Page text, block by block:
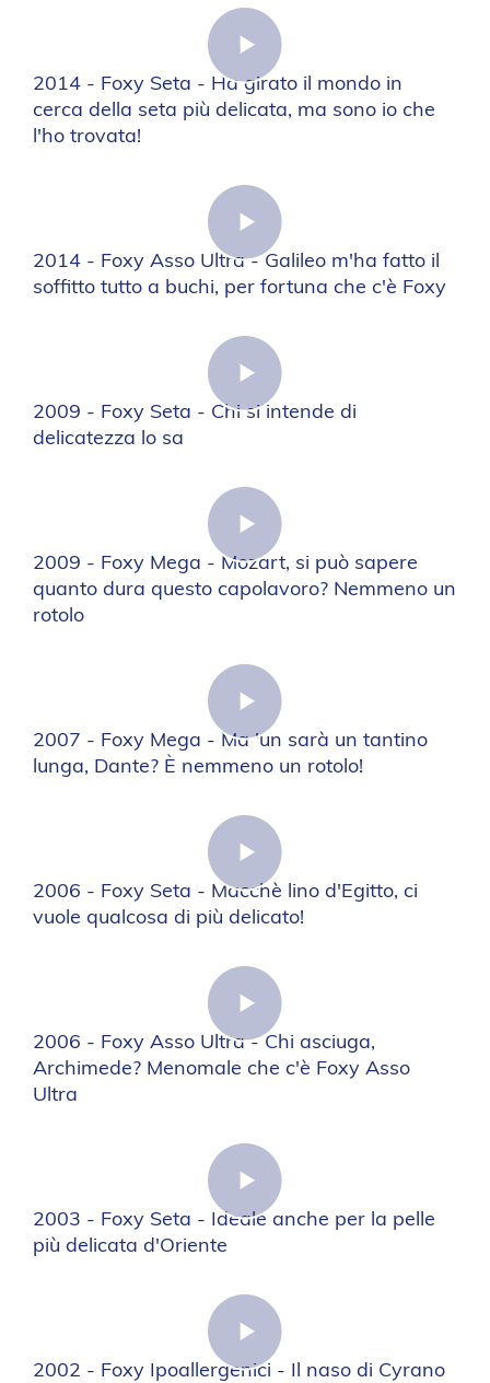
2014 - Foxy Seta - Ha girato il mondo in
cerca della seta più delicata, ma sono io che
l'ho trovata!
2014 - Foxy Asso Ultra - Galileo m'ha fatto il
soffitto tutto a buchi, per fortuna che c'è Foxy
2009 - Foxy Seta - Chi si intende di
delicatezza lo sa
2009 - Foxy Mega - Mozart, si può sapere
quanto dura questo capolavoro? Nemmeno un
rotolo
2007 - Foxy Mega - Ma 'un sarà un tantino
lunga, Dante? È nemmeno un rotolo!
2006 - Foxy Seta - Macchè lino d'Egitto, ci
vuole qualcosa di più delicato!
2006 - Foxy Asso Ultra - Chi asciuga,
Archimede? Menomale che c'è Foxy Asso
Ultra
2003 - Foxy Seta - Ideale anche per la pelle
più delicata d'Oriente
2002 - Foxy Ipoallergenici - Il naso di Cyrano